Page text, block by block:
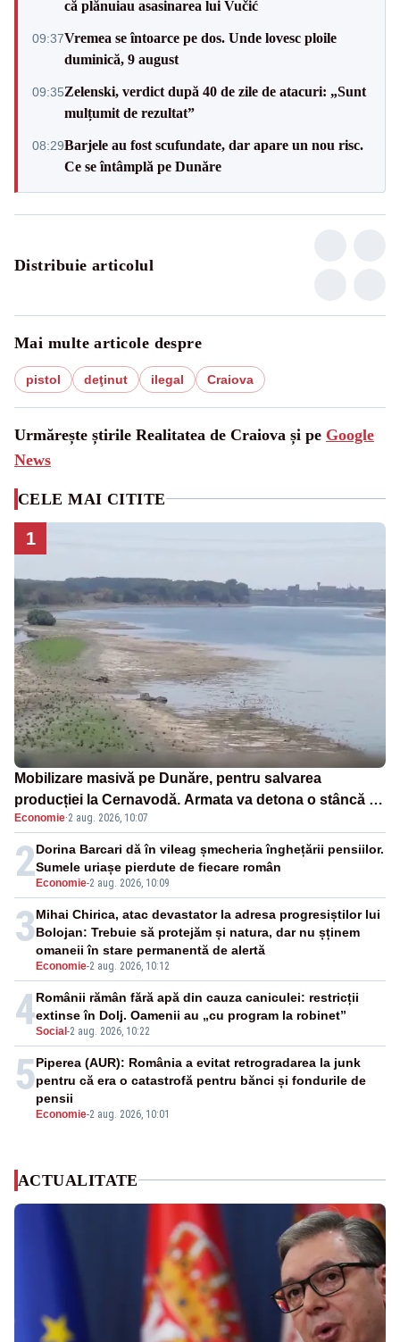
că plănuiau asasinarea lui Vučić
09:37Vremea se întoarce pe dos. Unde lovesc ploile
duminică, 9 august
09:35Zelenski, verdict după 40 de zile de atacuri: „Sunt
mulțumit de rezultat”
08:29Barjele au fost scufundate, dar apare un nou risc.
Ce se întâmplă pe Dunăre
Distribuie articolul
Mai multe articole despre
pistol deţinut ilegal Craiova
Urmărește știrile Realitatea de Craiova și pe Google
News
CELE MAI CITITE
1
Mobilizare masivă pe Dunăre, pentru salvarea
producției la Cernavodă. Armata va detona o stâncă și
va devia apa fluviului - IMAGINI AERIENE
Economie·2 aug. 2026, 10:07
2 Economie-2 aug. 2026, 10:09
Dorina Barcari dă în vileag șmecheria înghețării pensiilor.
Sumele uriașe pierdute de fiecare român
3
Economie-2 aug. 2026, 10:12
Mihai Chirica, atac devastator la adresa progresiștilor lui
Bolojan: Trebuie să protejăm și natura, dar nu șținem
omaneii în stare permanentă de alertă
4Social -2 aug. 2026, 10:22
Românii rămân fără apă din cauza caniculei: restricții
extinse în Dolj. Oamenii au „cu program la robinet”
5
Economie-2 aug. 2026, 10:01
Piperea (AUR): România a evitat retrogradarea la junk
pentru că era o catastrofă pentru bănci și fondurile de
pensii
ACTUALITATE